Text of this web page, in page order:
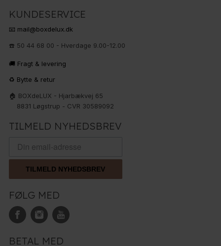
KUNDESERVICE
📧 mail@boxdelux.dk
☎️ 50 44 68 00 - Hverdage 9.00-12.00
🚚 Fragt & levering
♻️ Bytte & retur
🏠 BOXdeLUX - Hjarbækvej 65
8831 Løgstrup - CVR 30589092
TILMELD NYHEDSBREV
TILMELD NYHEDSBREV
FØLG MED
BETAL MED